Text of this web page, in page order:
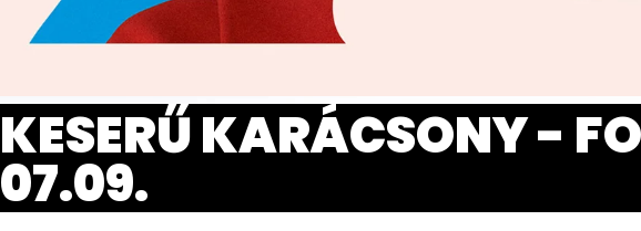
KESERŰ KARÁCSONY -
07.09.